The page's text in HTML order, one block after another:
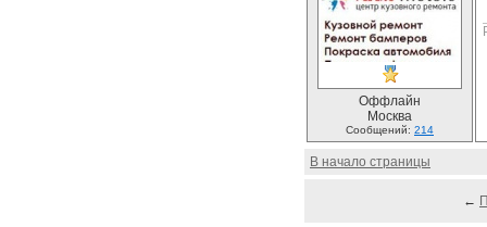
Оффлайн
Москва
Сообщений: 214
В начало страницы
←